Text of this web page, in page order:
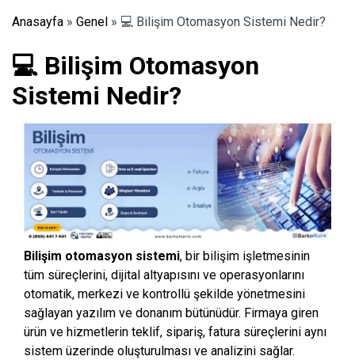
Anasayfa » Genel » 💻 Bilişim Otomasyon Sistemi Nedir?
💻 Bilişim Otomasyon
Sistemi Nedir?
Bilişim otomasyon sistemi, bir bilişim işletmesinin
tüm süreçlerini, dijital altyapısını ve operasyonlarını
otomatik, merkezi ve kontrollü şekilde yönetmesini
sağlayan yazılım ve donanım bütünüdür. Firmaya giren
ürün ve hizmetlerin teklif, sipariş, fatura süreçlerini aynı
sistem üzerinde oluşturulması ve analizini sağlar.